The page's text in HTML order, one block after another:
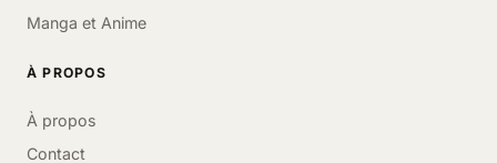
Manga et Anime
À PROPOS
À propos
Contact